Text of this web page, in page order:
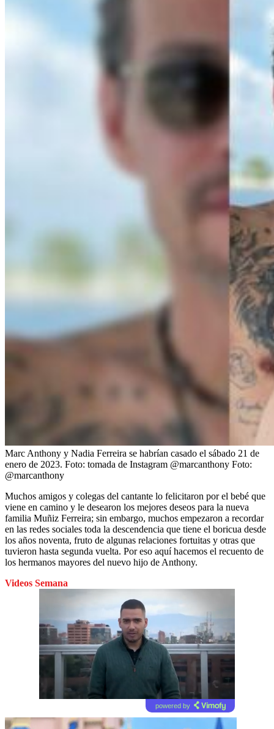
Marc Anthony y Nadia Ferreira se habrían casado el sábado 21 de
enero de 2023. Foto: tomada de Instagram @marcanthony Foto:
@marcanthony
Muchos amigos y colegas del cantante lo felicitaron por el bebé que
viene en camino y le desearon los mejores deseos para la nueva
familia Muñiz Ferreira; sin embargo, muchos empezaron a recordar
en las redes sociales toda la descendencia que tiene el boricua desde
los años noventa, fruto de algunas relaciones fortuitas y otras que
tuvieron hasta segunda vuelta. Por eso aquí hacemos el recuento de
los hermanos mayores del nuevo hijo de Anthony.
Videos Semana
powered by